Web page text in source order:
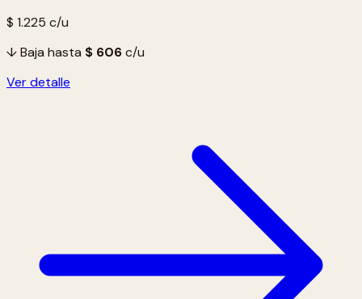
$ 1.225 c/u
↓ Baja hasta $ 606c/u
Ver detalle